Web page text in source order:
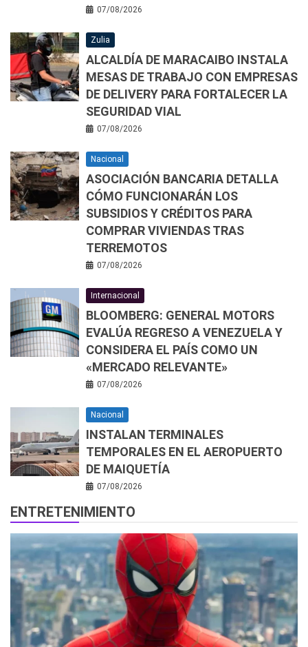
07/08/2026
Zulia
ALCALDÍA DE MARACAIBO INSTALA
MESAS DE TRABAJO CON EMPRESAS
DE DELIVERY PARA FORTALECER LA
SEGURIDAD VIAL
07/08/2026
Nacional
ASOCIACIÓN BANCARIA DETALLA
CÓMO FUNCIONARÁN LOS
SUBSIDIOS Y CRÉDITOS PARA
COMPRAR VIVIENDAS TRAS
TERREMOTOS
07/08/2026
Internacional
BLOOMBERG: GENERAL MOTORS
EVALÚA REGRESO A VENEZUELA Y
CONSIDERA EL PAÍS COMO UN
«MERCADO RELEVANTE»
07/08/2026
Nacional
INSTALAN TERMINALES
TEMPORALES EN EL AEROPUERTO
DE MAIQUETÍA
07/08/2026
ENTRETENIMIENTO